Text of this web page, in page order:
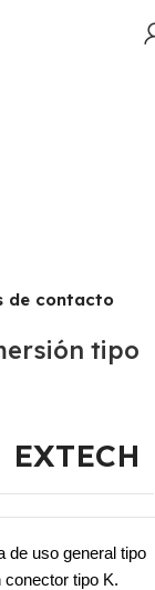
contacto
de contacto
tipo
EXTECH
de uso general tipo
conector tipo K.